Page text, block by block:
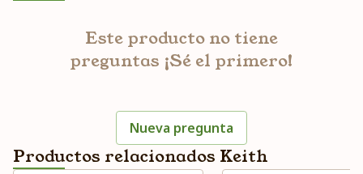
Este producto no tiene
preguntas ¡Sé el primero!
Nueva pregunta
Productos relacionados Keith